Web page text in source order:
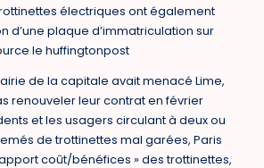
électriques ont également
d’une plaque d’immatriculation sur
le huffingtonpost
de la capitale avait menacé Lime,
renouveler leur contrat en février
et les usagers circulant à deux ou
de trottinettes mal garées, Paris
coût/bénéfices » des trottinettes,